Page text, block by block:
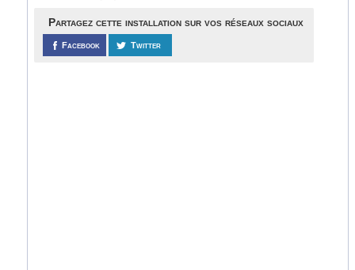
Partagez cette installation sur vos réseaux sociaux
Facebook Twitter